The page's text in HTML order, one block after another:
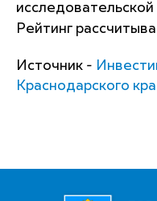
Рейтинг
Источник -
Краснодарского